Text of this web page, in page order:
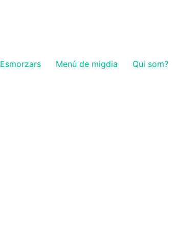
Esmorzars Menú de migdia Qui som?